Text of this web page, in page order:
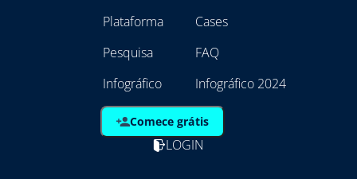
Plataforma
Pesquisa
Infográfico
Cases
FAQ
Infográfico 2024
Comece grátis
LOGIN